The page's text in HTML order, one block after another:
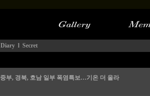
Diary l Secret
중부, 경북, 호남 일부 폭염특보…기온 더 올라